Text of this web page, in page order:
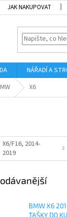
JAK NAKUPOVAT
NÁŘADÍ A
X6
X6/F16, 2014-
2019
BMW X6
TAŠKY DO